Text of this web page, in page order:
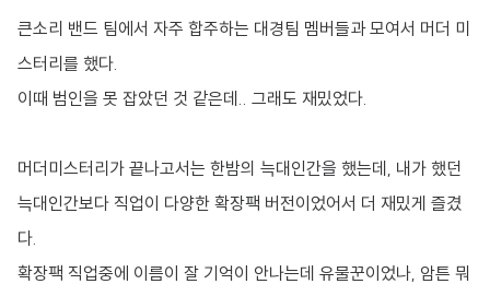
큰소리 밴드 팀에서 자주 합주하는 대경팀 멤버들과 모여서 머더 미
스터리를 했다.
이때 범인을 못 잡았던 것 같은데.. 그래도 재밌었다.
머더미스터리가 끝나고서는 한밤의 늑대인간을 했는데, 내가 했던
늑대인간보다 직업이 다양한 확장팩 버전이었어서 더 재밌게 즐겼
다.
확장팩 직업중에 이름이 잘 기억이 안나는데 유물꾼이었나, 암튼 뭐